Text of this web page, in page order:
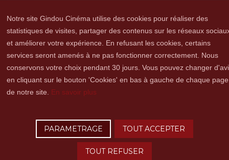
Gindou Cinéma Contacts Lettre d'infos Réseaux sociaux Partenaires
Copyright © 2016 Gindou Cinéma | Gindou Cinéma -Le Bourg - 46250 Gindou |
Lyncee, Infographie: PAO, Multimédia & Web Design
Notre site Gindou Cinéma utilise des cookies pour réaliser des
statistiques de visites, partager des contenus sur les réseaux
et améliorer votre expérience. En refusant les cookies, certains
services seront amenés à ne pas fonctionner correctement. Nous
conservons votre choix pendant 30 jours. Vous pouvez changer
en cliquant sur le bouton 'Cookies' en bas à gauche de chaque page
de notre site. En savoir plus
PARAMETRAGE TOUT ACCEPTER
TOUT REFUSER